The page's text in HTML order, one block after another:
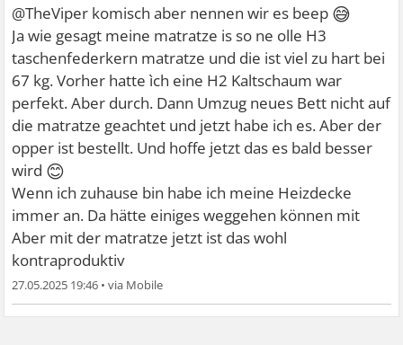
@TheViper komisch aber nennen wir es beep 😅
Ja wie gesagt meine matratze is so ne olle H3
taschenfederkern matratze und die ist viel zu hart bei
67 kg. Vorher hatte ìch eine H2 Kaltschaum war
perfekt. Aber durch. Dann Umzug neues Bett nicht auf
die matratze geachtet und jetzt habe ich es. Aber der
opper ist bestellt. Und hoffe jetzt das es bald besser
wird 😊
Wenn ich zuhause bin habe ich meine Heizdecke
immer an. Da hätte einiges weggehen können mit
Aber mit der matratze jetzt ist das wohl
kontraproduktiv
27.05.2025 19:46 •